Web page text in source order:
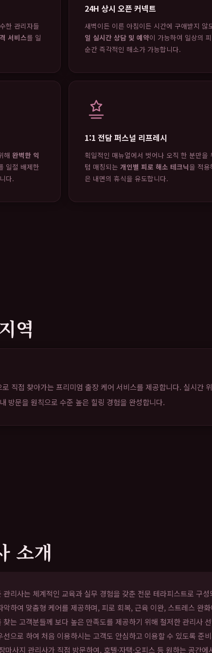
한 관리자들
서비스를 일
24H 상시 오픈 커넥트
새벽이든 이른 아침이든 시간에 구애받지 않
일 실시간 상담 및 예약이 가능하여 일상의
순간 즉각적인 해소가 가능합니다.
해 완벽한 익
일절 배제한
다.
1:1 전담 퍼스널 리프레시
획일적인 매뉴얼에서 벗어나 오직 한 분만을
텀 매칭되는 개인별 피로 해소 테크닉을 적용
은 내면의 휴식을 유도합니다.
역
직접 찾아가는 프리미엄 출장 케어 서비스를 제공합니다. 실시간
방문을 원칙으로 수준 높은 힐링 경험을 완성합니다.
소개
리사는 체계적인 교육과 실무 경험을 갖춘 전문 테라피스트로 구
하여 맞춤형 케어를 제공하며, 피로 회복, 근육 이완, 스트레스 완
는 고객분들께 보다 높은 만족도를 제공하기 위해 철저한 관리사
으로 하여 처음 이용하시는 고객도 안심하고 이용할 수 있도록 준
마사지 관리사가 직접 방문하여, 호텔·자택·오피스 등 원하는 공간